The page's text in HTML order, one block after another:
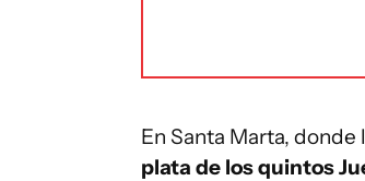
En Santa Marta, donde
plata de los quintos